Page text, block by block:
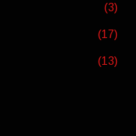
(3)
(17)
(13)